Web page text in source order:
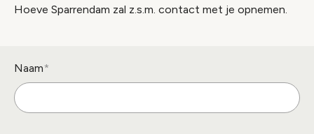
Hoeve Sparrendam zal z.s.m. contact met je opnemen.
Naam